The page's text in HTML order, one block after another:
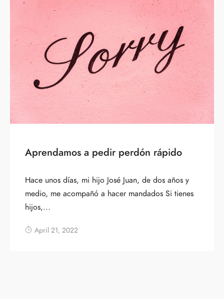
Aprendamos a pedir perdón rápido
Hace unos días, mi hijo José Juan, de dos años y
medio, me acompañó a hacer mandados Si tienes
hijos,...
April 21, 2022